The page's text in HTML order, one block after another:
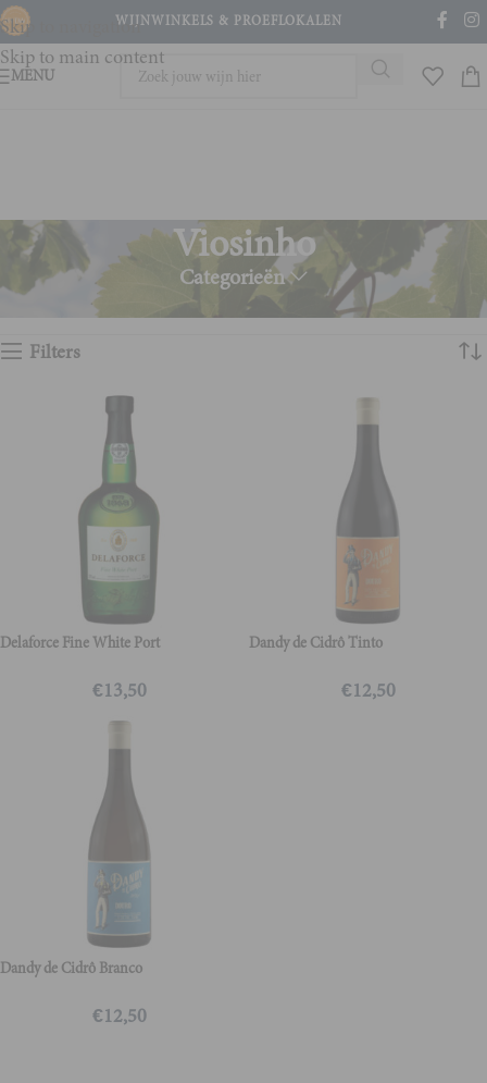
Skip to navigation
Skip to main content
WIJNWINKELS & PROEFLOKALEN
MENU
Viosinho
Categorieën
Home Product Druivenras Viosinho Toont alle 3 resultaten
Filters
Delaforce Fine White Port
€13,50
Dandy de Cidrô Tinto
€12,50
Dandy de Cidrô Branco
€12,50